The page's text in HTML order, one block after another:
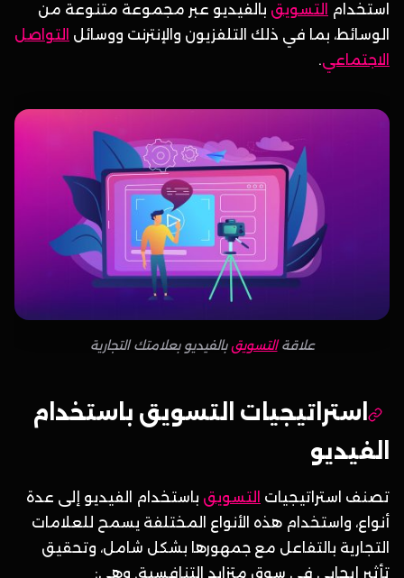
استخدام
التسويق بالفيديو عبر مجموعة متنوعة من
الوسائط، بما في ذلك التلفزيون والإنترنت ووسائل التواصل
الاجتماعي.
علاقةالتسويقبالفيديو بعلامتك التجارية
استراتيجيات التسويق باستخدام
الفيديو
تصنف استراتيجيات التسويق باستخدام الفيديو إلى عدة
أنواع، واستخدام هذه الأنواع المختلفة يسمح للعلامات
التجارية بالتفاعل مع جمهورها بشكل شامل، وتحقيق
تأثير إيجابي في سوق متزايد التنافسية. وهي: